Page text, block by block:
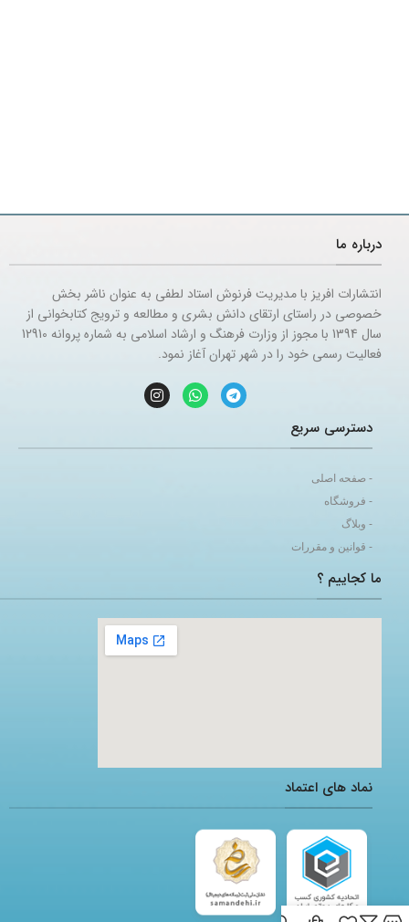
درباره ما
انتشارات افریز با مدیریت فرنوش استاد لطفی به عنوان ناشر بخش
خصوصی در راستای ارتقای دانش بشری و مطالعه و ترویج کتابخوانی از
سال 1394 با مجوز از وزارت فرهنگ و ارشاد اسلامی به شماره پروانه 12910
فعالیت رسمی خود را در شهر تهران آغاز نمود.
دسترسی سریع
- صفحه اصلی
- فروشگاه
- وبلاگ
- قوانین و مقررات
ما کجاییم ؟
adding a google map to a website
نماد های اعتماد